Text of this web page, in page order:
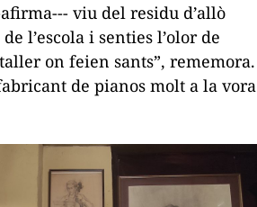
viu del residu d’allò
l’escola i senties l’olor de
on feien sants”, rememora.
de pianos molt a la vora